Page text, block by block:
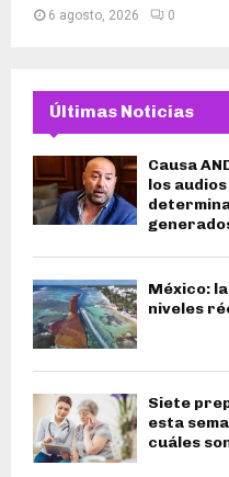
6 agosto, 2026 0
Últimas Noticias
Causa
los
México:
niveles
Siete
esta
cuáles